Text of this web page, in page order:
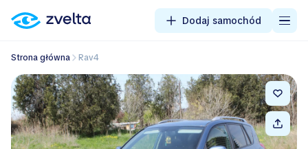
Dodaj samochód
Strona główna Rav4